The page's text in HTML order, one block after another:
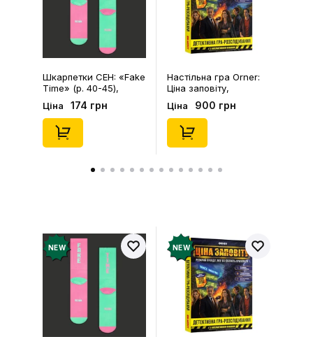
Залишити відгук
Шкарпетки CEH: «Fake
Time» (р. 40-45),
(91680)
Ціна 174 грн
Настільна гра Orner:
Ціна заповіту,
(253755)
Ціна 900 грн
NEW NEW